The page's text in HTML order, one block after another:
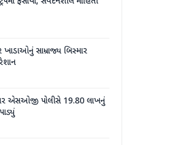
ખાડાઓનું સામ્રાજ્ય બિસ્માર
એસઓજી પોલીસે 19.80 લાખનું